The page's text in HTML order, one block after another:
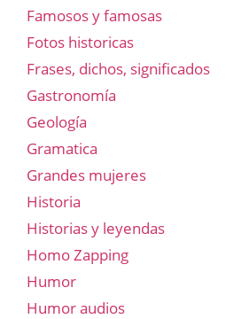
Famosos y famosas
Fotos historicas
Frases, dichos, significados
Gastronomía
Geología
Gramatica
Grandes mujeres
Historia
Historias y leyendas
Homo Zapping
Humor
Humor audios